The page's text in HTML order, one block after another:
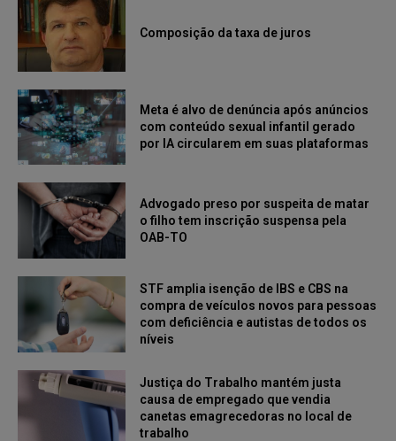
Composição da taxa de juros
Meta é alvo de denúncia após anúncios
com conteúdo sexual infantil gerado
por IA circularem em suas plataformas
Advogado preso por suspeita de matar
o filho tem inscrição suspensa pela
OAB-TO
STF amplia isenção de IBS e CBS na
compra de veículos novos para pessoas
com deficiência e autistas de todos os
níveis
Justiça do Trabalho mantém justa
causa de empregado que vendia
canetas emagrecedoras no local de
trabalho